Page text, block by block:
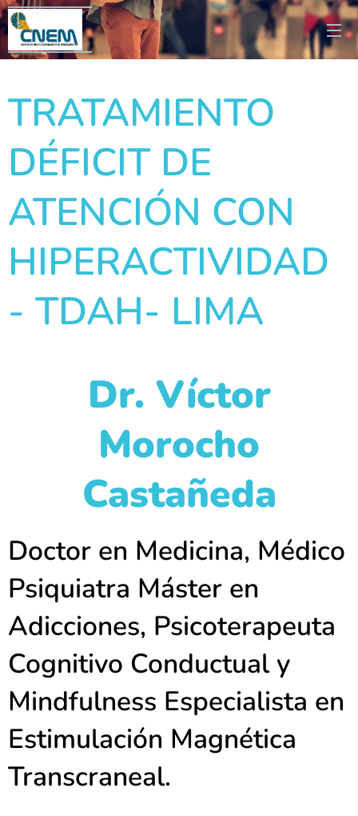
TRATAMIENTO
DÉFICIT DE
ATENCIÓN CON
HIPERACTIVIDAD
- TDAH- LIMA
Dr. Víctor
Morocho
Castañeda
Doctor en Medicina, Médico
Psiquiatra Máster en
Adicciones, Psicoterapeuta
Cognitivo Conductual y
Mindfulness Especialista en
Estimulación Magnética
Transcraneal.